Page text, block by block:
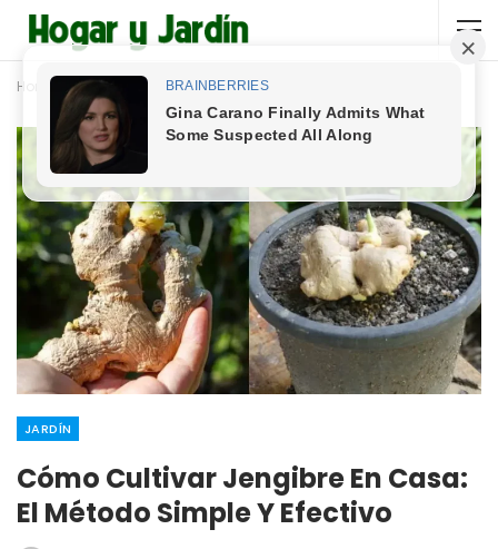
Home Jardín
JARDÍN
Cómo Cultivar Jengibre En Casa:
El Método Simple Y Efectivo